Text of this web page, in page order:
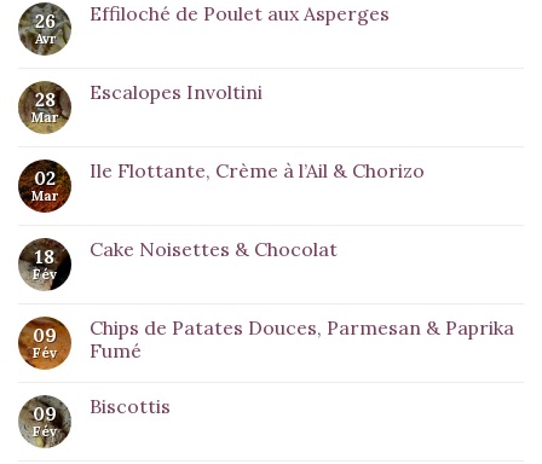
26
Avr
Effiloché de Poulet aux Asperges
28
Mar
Escalopes Involtini
02
Mar
Ile Flottante, Crème à l’Ail & Chorizo
18
Fév
Cake Noisettes & Chocolat
09
Fév
Chips de Patates Douces, Parmesan & Paprika
Fumé
09
Fév
Biscottis